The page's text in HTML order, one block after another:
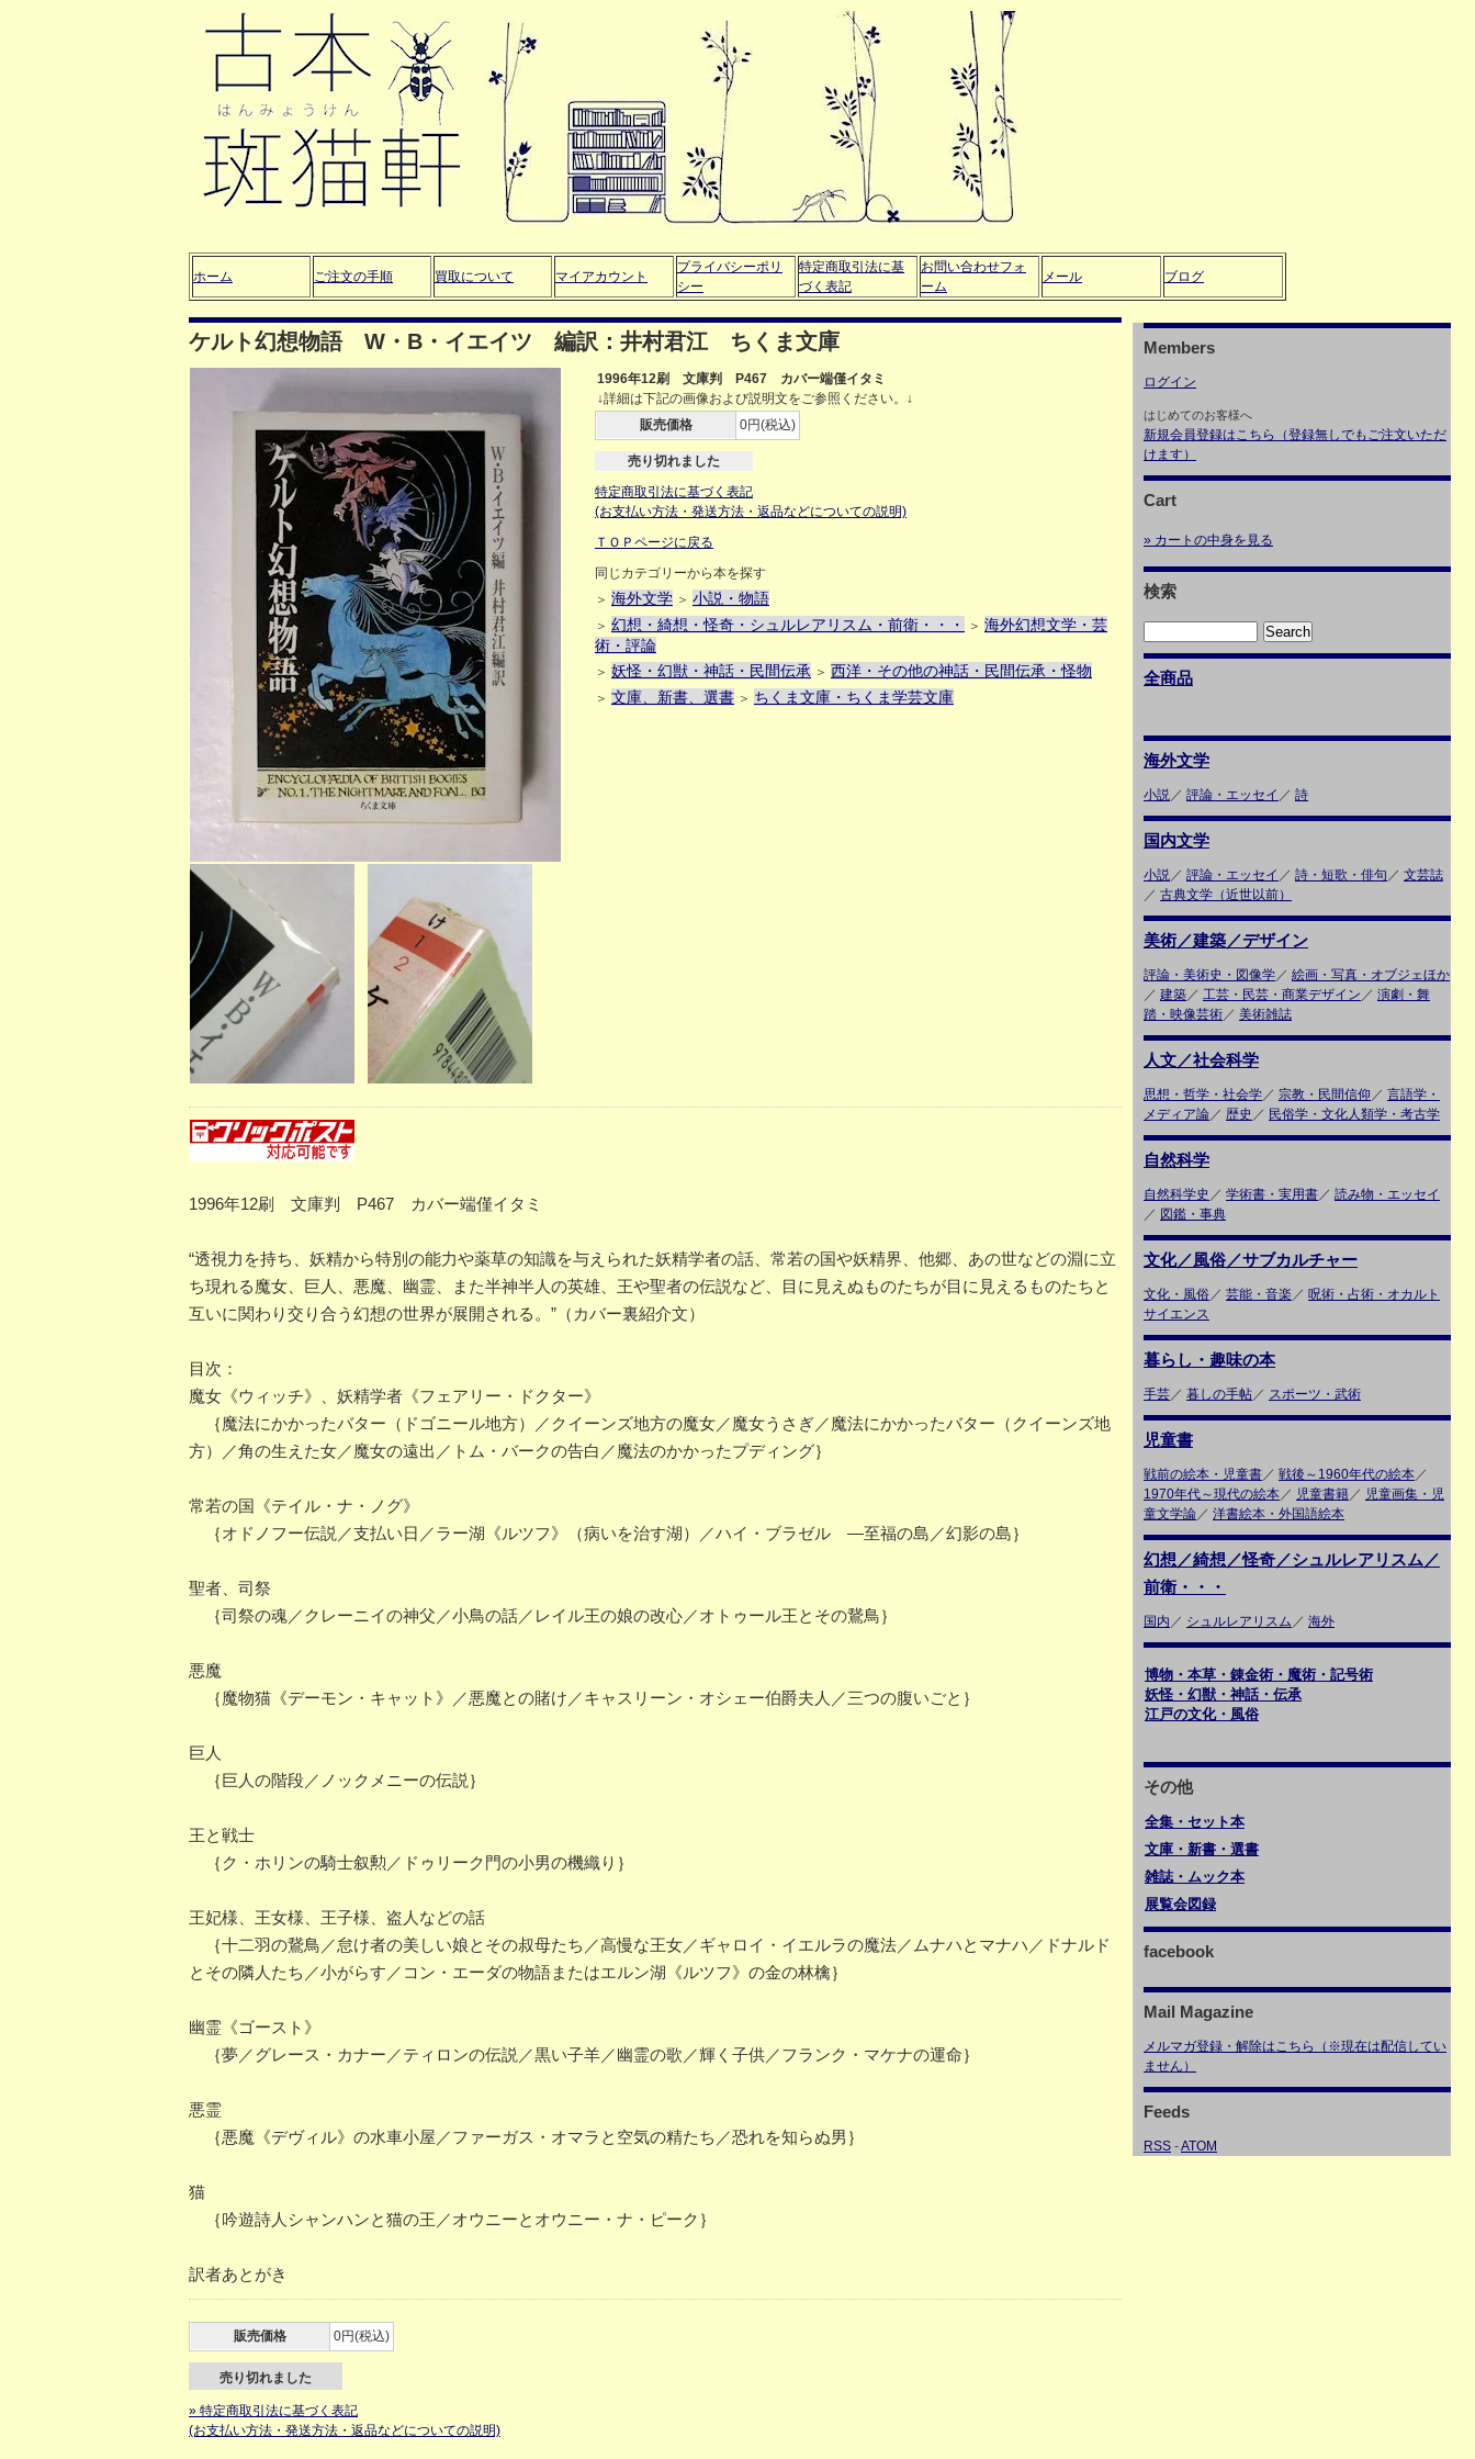
ホーム ご注文の手順 買取について マイアカウント
プライバシーポリ
シー
特定商取引法に基
づく表記
お問い合わせフォ
ーム
メール ブログ
ケルト幻想物語 W・B・イエイツ 編訳：井村君江 ちくま文庫
1996年12刷 文庫判 P467 カバー端僅イタミ
↓詳細は下記の画像および説明文をご参照ください。↓
販売価格
0円(税込)
売り切れました
特定商取引法に基づく表記
(お支払い方法・発送方法・返品などについての説明)
ＴＯＰページに戻る
同じカテゴリーから本を探す
＞ 海外文学 ＞ 小説・物語
＞ 幻想・綺想・怪奇・シュルレアリスム・前衛・・・ ＞ 海外幻想文学・芸
術・評論
＞ 妖怪・幻獣・神話・民間伝承 ＞ 西洋・その他の神話・民間伝承・怪物
＞ 文庫、新書、選書 ＞ ちくま文庫・ちくま学芸文庫
1996年12刷 文庫判 P467 カバー端僅イタミ
“透視力を持ち、妖精から特別の能力や薬草の知識を与えられた妖精学者の話、常若の国や妖精界、他郷、あの世などの淵に立
ち現れる魔女、巨人、悪魔、幽霊、また半神半人の英雄、王や聖者の伝説など、目に見えぬものたちが目に見えるものたちと
互いに関わり交り合う幻想の世界が展開される。”（カバー裏紹介文）
目次：
魔女《ウィッチ》、妖精学者《フェアリー・ドクター》
｛魔法にかかったバター（ドゴニール地方）／クイーンズ地方の魔女／魔女うさぎ／魔法にかかったバター（クイーンズ地
方）／角の生えた女／魔女の遠出／トム・バークの告白／魔法のかかったプディング｝
常若の国《テイル・ナ・ノグ》
｛オドノフー伝説／支払い日／ラー湖《ルツフ》（病いを治す湖）／ハイ・ブラゼル ―至福の島／幻影の島｝
聖者、司祭
｛司祭の魂／クレーニイの神父／小鳥の話／レイル王の娘の改心／オトゥール王とその鵞鳥｝
悪魔
｛魔物猫《デーモン・キャット》／悪魔との賭け／キャスリーン・オシェー伯爵夫人／三つの腹いごと｝
巨人
｛巨人の階段／ノックメニーの伝説｝
王と戦士
｛ク・ホリンの騎士叙勲／ドゥリーク門の小男の機織り｝
王妃様、王女様、王子様、盗人などの話
｛十二羽の鵞鳥／怠け者の美しい娘とその叔母たち／高慢な王女／ギャロイ・イエルラの魔法／ムナハとマナハ／ドナルド
とその隣人たち／小がらす／コン・エーダの物語またはエルン湖《ルツフ》の金の林檎｝
幽霊《ゴースト》
｛夢／グレース・カナー／ティロンの伝説／黒い子羊／幽霊の歌／輝く子供／フランク・マケナの運命｝
悪霊
｛悪魔《デヴィル》の水車小屋／ファーガス・オマラと空気の精たち／恐れを知らぬ男｝
猫
｛吟遊詩人シャンハンと猫の王／オウニーとオウニー・ナ・ピーク｝
訳者あとがき
販売価格 0円(税込)
売り切れました
» 特定商取引法に基づく表記
(お支払い方法・発送方法・返品などについての説明)
Members
ログイン
はじめてのお客様へ
新規会員登録はこちら（登録無しでもご注文いただ
けます）
Cart
» カートの中身を見る
検索
全商品
海外文学
小説／ 評論・エッセイ ／ 詩
国内文学
小説／ 評論・エッセイ ／ 詩・短歌・俳句 ／ 文芸誌
／ 古典文学（近世以前）
美術／建築／デザイン
評論・美術史・図像学／ 絵画・写真・オブジェほか
／ 建築／ 工芸・民芸・商業デザイン ／ 演劇・舞
踏・映像芸術／ 美術雑誌
人文／社会科学
思想・哲学・社会学／ 宗教・民間信仰 ／ 言語学・
メディア論／ 歴史 ／ 民俗学・文化人類学・考古学
自然科学
自然科学史 ／ 学術書・実用書／ 読み物・エッセイ
／ 図鑑・事典
文化／風俗／サブカルチャー
文化・風俗／ 芸能・音楽 ／ 呪術・占術・オカルト
サイエンス
暮らし・趣味の本
手芸／ 暮しの手帖／ スポーツ・武術
児童書
戦前の絵本・児童書／ 戦後～1960年代の絵本／
1970年代～現代の絵本／ 児童書籍／ 児童画集・児
童文学論／ 洋書絵本・外国語絵本
幻想／綺想／怪奇／シュルレアリスム／
前衛・・・
国内 ／ シュルレアリスム ／ 海外
博物・本草・錬金術・魔術・記号術
妖怪・幻獣・神話・伝承
江戸の文化・風俗
その他
全集・セット本
文庫・新書・選書
雑誌・ムック本
展覧会図録
facebook
Mail Magazine
メルマガ登録・解除はこちら（※現在は配信してい
ません）
Feeds
RSS -ATOM